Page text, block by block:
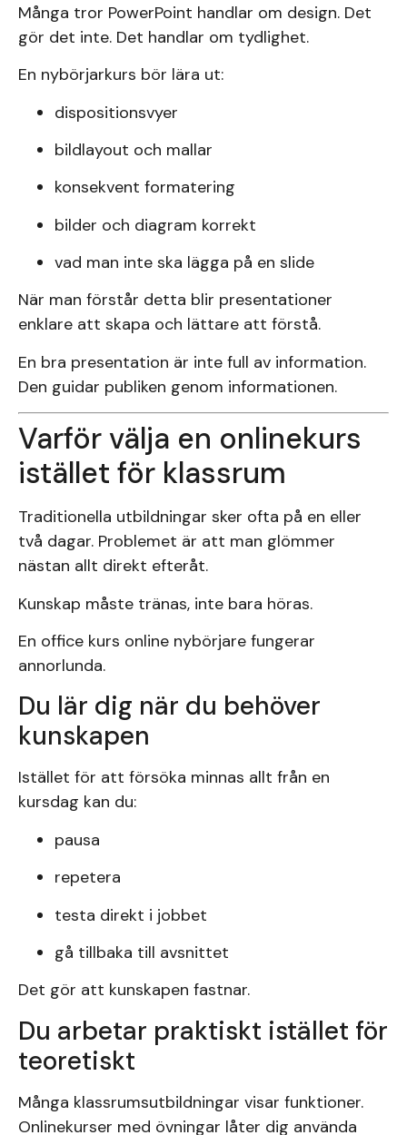
Många tror PowerPoint handlar om design. Det
gör det inte. Det handlar om tydlighet.
En nybörjarkurs bör lära ut:
dispositionsvyer
bildlayout och mallar
konsekvent formatering
bilder och diagram korrekt
vad man inte ska lägga på en slide
När man förstår detta blir presentationer
enklare att skapa och lättare att förstå.
En bra presentation är inte full av information.
Den guidar publiken genom informationen.
Varför välja en onlinekurs
istället för klassrum
Traditionella utbildningar sker ofta på en eller
två dagar. Problemet är att man glömmer
nästan allt direkt efteråt.
Kunskap måste tränas, inte bara höras.
En office kurs online nybörjare fungerar
annorlunda.
Du lär dig när du behöver
kunskapen
Istället för att försöka minnas allt från en
kursdag kan du:
pausa
repetera
testa direkt i jobbet
gå tillbaka till avsnittet
Det gör att kunskapen fastnar.
Du arbetar praktiskt istället för
teoretiskt
Många klassrumsutbildningar visar funktioner.
Onlinekurser med övningar låter dig använda